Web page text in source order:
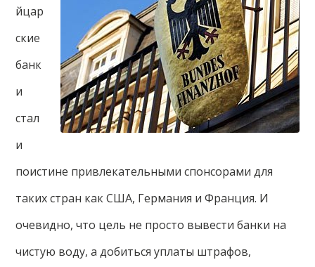
йцар
ские
банк
и
стал
и
поистине привлекательными спонсорами для
таких стран как США, Германия и Франция. И
очевидно, что цель не просто вывести банки на
чистую воду, а добиться уплаты штрафов,